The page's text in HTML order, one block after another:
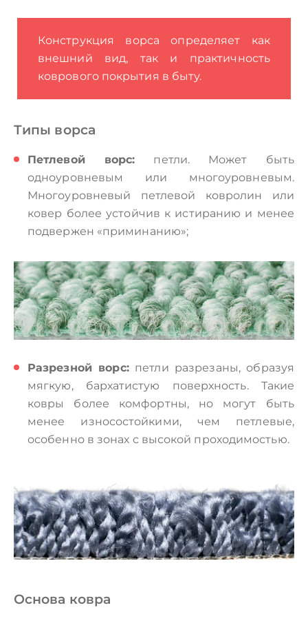
Конструкция ворса определяет как
внешний вид, так и практичность
коврового покрытия в быту.
Типы ворса
Петлевой ворс: петли. Может быть
одноуровневым или многоуровневым.
Многоуровневый петлевой ковролин или
ковер более устойчив к истиранию и менее
подвержен «приминанию»;
Разрезной ворс:петли разрезаны, образуя
мягкую, бархатистую поверхность. Такие
ковры более комфортны, но могут быть
менее износостойкими, чем петлевые,
особенно в зонах с высокой проходимостью.
Основа ковра